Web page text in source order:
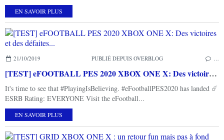
EN SAVOIR PLUS
21/10/2019 PUBLIÉ DEPUIS OVERBLOG
[TEST] eFOOTBALL PES 2020 XBOX ONE X: Des victoires et des défaites...
It's time to see that #PlayingIsBelieving. #eFootballPES2020 has landed ☄️
ESRB Rating: EVERYONE Visit the eFootball...
EN SAVOIR PLUS